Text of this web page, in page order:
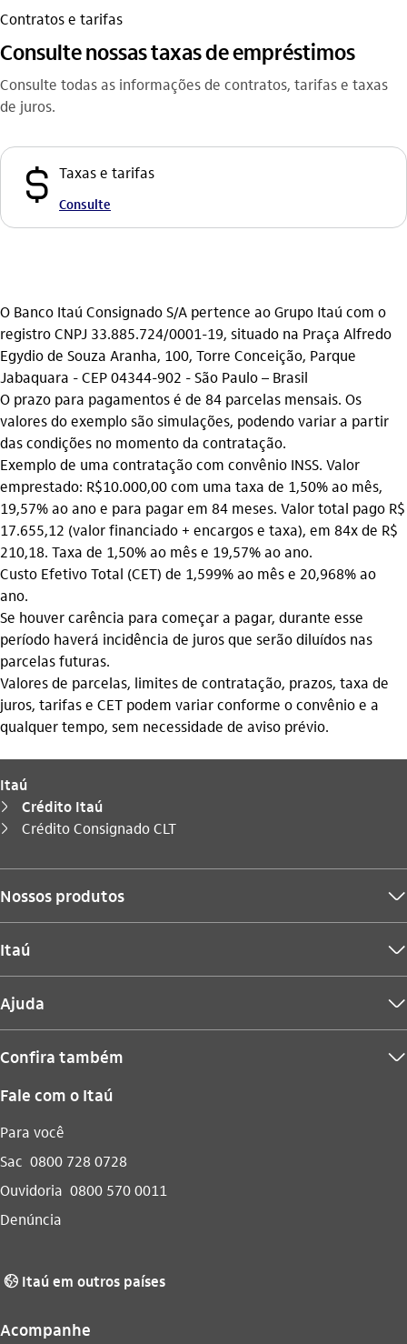
Contratos e tarifas
Consulte nossas taxas de empréstimos
Consulte todas as informações de contratos, tarifas e taxas
de juros.
cifrao Taxas e tarifas
Consulte
O Banco Itaú Consignado S/A pertence ao Grupo Itaú com o
registro CNPJ 33.885.724/0001-19, situado na Praça Alfredo
Egydio de Souza Aranha, 100, Torre Conceição, Parque
Jabaquara - CEP 04344-902 - São Paulo – Brasil
O prazo para pagamentos é de 84 parcelas mensais. Os
valores do exemplo são simulações, podendo variar a partir
das condições no momento da contratação.
Exemplo de uma contratação com convênio INSS. Valor
emprestado: R$10.000,00 com uma taxa de 1,50% ao mês,
19,57% ao ano e para pagar em 84 meses. Valor total pago R$
17.655,12 (valor financiado + encargos e taxa), em 84x de R$
210,18. Taxa de 1,50% ao mês e 19,57% ao ano.
Custo Efetivo Total (CET) de 1,599% ao mês e 20,968% ao
ano.
Se houver carência para começar a pagar, durante esse
período haverá incidência de juros que serão diluídos nas
parcelas futuras.
Valores de parcelas, limites de contratação, prazos, taxa de
juros, tarifas e CET podem variar conforme o convênio e a
qualquer tempo, sem necessidade de aviso prévio.
Itaú
seta_direita Crédito Itaú
seta_direita
Você está aqui:
Crédito Consignado CLT
Nossos produtos seta_baixo
Itaú seta_baixo
Ajuda seta_baixo
Confira também seta_baixo
Fale com o Itaú
Para você
Sac 0800 728 0728
Ouvidoria 0800 570 0011
Denúncia
globo_outline Itaú em outros países
Acompanhe